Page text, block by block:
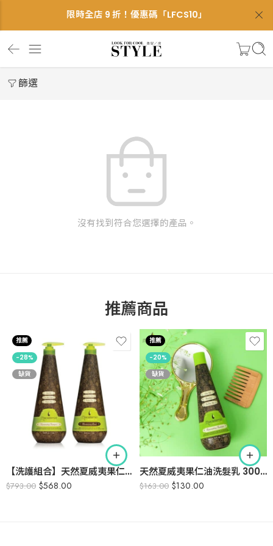
限時全店 9 折！優惠碼「LFCS10」
篩選
沒有找到符合您選擇的產品。
推薦商品
推薦
-28%
缺貨
【洗護組合】天然夏威夷果仁油洗髮乳＋護髮素 (各 1000ml 家庭裝連泵頭)
$793.00 $568.00
推薦
-20%
缺貨
天然夏威夷果仁油洗髮乳 300ml
$163.00 $130.00